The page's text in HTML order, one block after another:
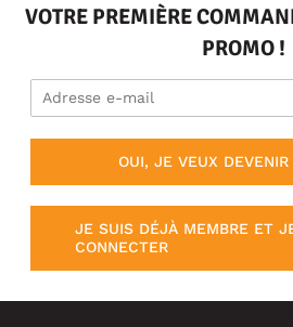
VOTRE PREMIÈRE
PROMO !
OUI, JE VEUX DEVENIR
JE SUIS DÉJÀ MEMBRE ET
CONNECTER